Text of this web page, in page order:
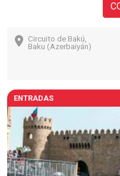
Circuito de Bakú,
Baku (Azerbaiyán)
ENTRADAS